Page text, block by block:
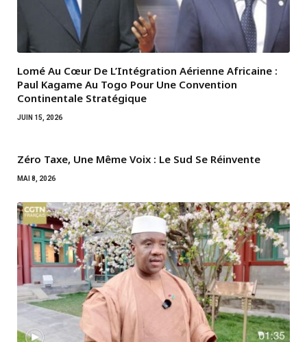
Lomé Au Cœur De L’Intégration Aérienne Africaine :
Paul Kagame Au Togo Pour Une Convention
Continentale Stratégique
JUIN 15, 2026
Zéro Taxe, Une Même Voix : Le Sud Se Réinvente
MAI 8, 2026